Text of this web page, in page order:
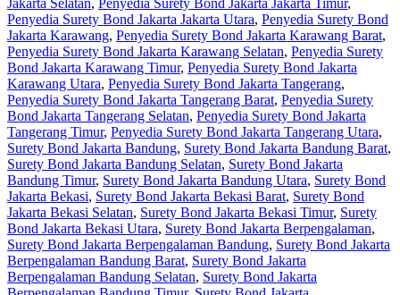
Penyedia Surety Bond Jakarta Jakarta Utara, Penyedia Surety Bond
Jakarta Karawang, Penyedia Surety Bond Jakarta Karawang Barat,
Penyedia Surety Bond Jakarta Karawang Selatan, Penyedia Surety
Bond Jakarta Karawang Timur, Penyedia Surety Bond Jakarta
Karawang Utara, Penyedia Surety Bond Jakarta Tangerang,
Penyedia Surety Bond Jakarta Tangerang Barat, Penyedia Surety
Bond Jakarta Tangerang Selatan, Penyedia Surety Bond Jakarta
Tangerang Timur, Penyedia Surety Bond Jakarta Tangerang Utara,
Surety Bond Jakarta Bandung, Surety Bond Jakarta Bandung Barat,
Surety Bond Jakarta Bandung Selatan, Surety Bond Jakarta
Bandung Timur, Surety Bond Jakarta Bandung Utara, Surety Bond
Jakarta Bekasi, Surety Bond Jakarta Bekasi Barat, Surety Bond
Jakarta Bekasi Selatan, Surety Bond Jakarta Bekasi Timur, Surety
Bond Jakarta Bekasi Utara, Surety Bond Jakarta Berpengalaman,
Surety Bond Jakarta Berpengalaman Bandung, Surety Bond Jakarta
Berpengalaman Bandung Barat, Surety Bond Jakarta
Berpengalaman Bandung Selatan, Surety Bond Jakarta